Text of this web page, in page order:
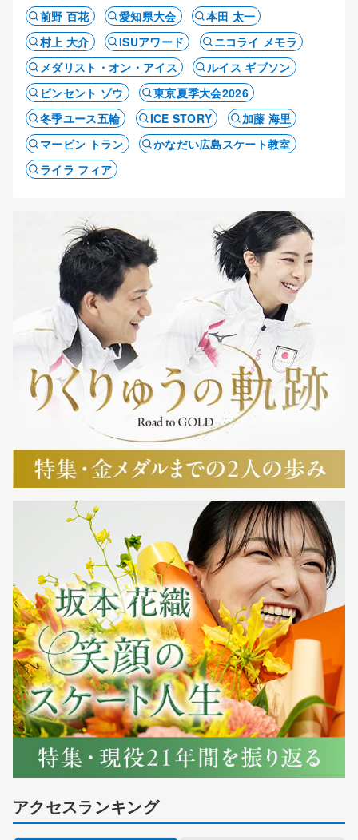
前野 百花 愛知県大会
本田 太一
村上 大介
ISUアワード
ニコライ メモラ
メダリスト・オン・アイス
ルイス ギブソン
ビンセント ゾウ
東京夏季大会2026
冬季ユース五輪
ICE STORY
加藤 海里
マービン トラン
かなだい広島スケート教室
ライラ フィア
アクセスランキング